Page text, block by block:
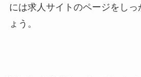
には求人サイトのページをしっ
ょう。